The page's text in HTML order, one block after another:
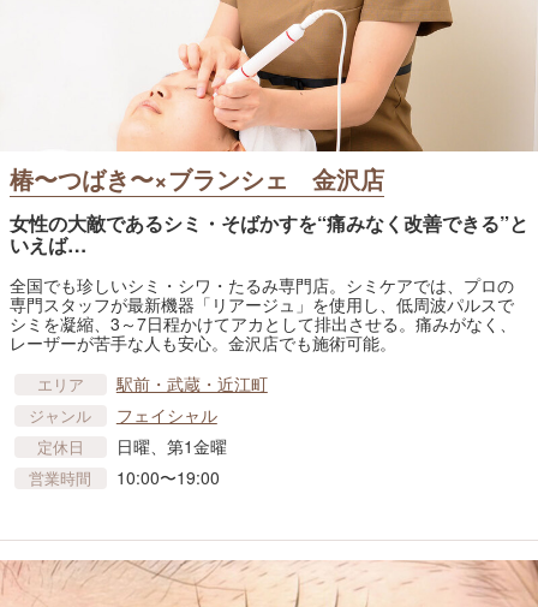
椿〜つばき〜×ブランシェ 金沢店
女性の大敵であるシミ・そばかすを“痛みなく改善できる”と
いえば…
全国でも珍しいシミ・シワ・たるみ専門店。シミケアでは、プロの
専門スタッフが最新機器「リアージュ」を使用し、低周波パルスで
シミを凝縮、3～7日程かけてアカとして排出させる。痛みがなく、
レーザーが苦手な人も安心。金沢店でも施術可能。
エリア 駅前・武蔵・近江町
ジャンル フェイシャル
定休日 日曜、第1金曜
営業時間 10:00〜19:00